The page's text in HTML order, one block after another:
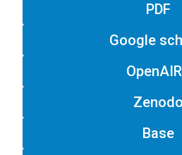
PDF
Google
Zenodo
Base